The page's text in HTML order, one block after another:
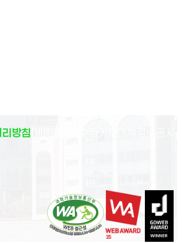
방침